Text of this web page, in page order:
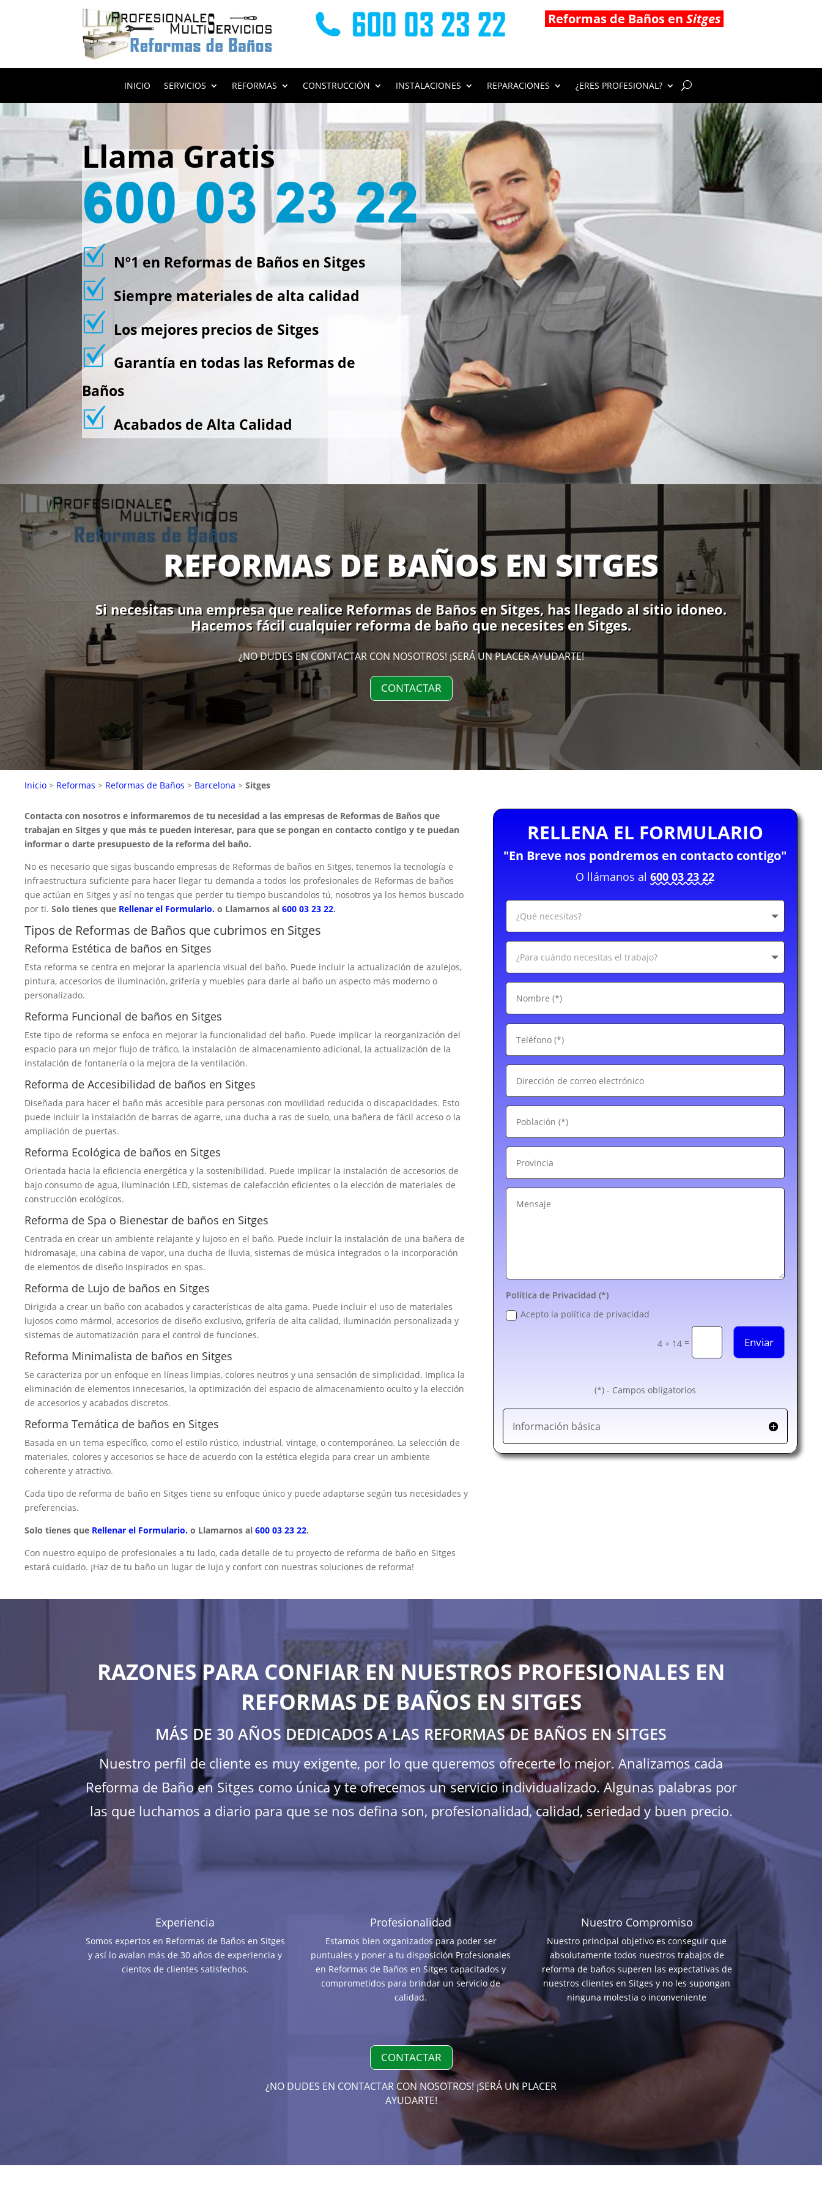
Reformas de Baños en Sitges
INICIO SERVICIOS REFORMAS CONSTRUCCIÓN INSTALACIONES REPARACIONES ¿ERES PROFESIONAL?
Llama Gratis
Nº1 en Reformas de Baños en Sitges
Siempre materiales de alta calidad
Los mejores precios de Sitges
Garantía en todas las Reformas de
Baños
Acabados de Alta Calidad
REFORMAS DE BAÑOS EN SITGES
Si necesitas una empresa que realice Reformas de Baños en Sitges, has llegado al sitio idoneo.
Hacemos fácil cualquier reforma de baño que necesites en Sitges.
¿NO DUDES EN CONTACTAR CON NOSOTROS! ¡SERÁ UN PLACER AYUDARTE!
CONTACTAR
Inicio > Reformas > Reformas de Baños > Barcelona > Sitges
Contacta con nosotros e informaremos de tu necesidad a las empresas de Reformas de Baños que
trabajan en Sitges y que más te pueden interesar, para que se pongan en contacto contigo y te puedan
informar o darte presupuesto de la reforma del baño.
No es necesario que sigas buscando empresas de Reformas de baños en Sitges, tenemos la tecnología e
infraestructura suficiente para hacer llegar tu demanda a todos los profesionales de Reformas de baños
que actúan en Sitges y así no tengas que perder tu tiempo buscandolos tú, nosotros ya los hemos buscado
por ti. Solo tienes que Rellenar el Formulario. o Llamarnos al 600 03 23 22.
Tipos de Reformas de Baños que cubrimos en Sitges
Reforma Estética de baños en Sitges
Esta reforma se centra en mejorar la apariencia visual del baño. Puede incluir la actualización de azulejos,
pintura, accesorios de iluminación, grifería y muebles para darle al baño un aspecto más moderno o
personalizado.
Reforma Funcional de baños en Sitges
Este tipo de reforma se enfoca en mejorar la funcionalidad del baño. Puede implicar la reorganización del
espacio para un mejor flujo de tráfico, la instalación de almacenamiento adicional, la actualización de la
instalación de fontanería o la mejora de la ventilación.
Reforma de Accesibilidad de baños en Sitges
Diseñada para hacer el baño más accesible para personas con movilidad reducida o discapacidades. Esto
puede incluir la instalación de barras de agarre, una ducha a ras de suelo, una bañera de fácil acceso o la
ampliación de puertas.
Reforma Ecológica de baños en Sitges
Orientada hacia la eficiencia energética y la sostenibilidad. Puede implicar la instalación de accesorios de
bajo consumo de agua, iluminación LED, sistemas de calefacción eficientes o la elección de materiales de
construcción ecológicos.
Reforma de Spa o Bienestar de baños en Sitges
Centrada en crear un ambiente relajante y lujoso en el baño. Puede incluir la instalación de una bañera de
hidromasaje, una cabina de vapor, una ducha de lluvia, sistemas de música integrados o la incorporación
de elementos de diseño inspirados en spas.
Reforma de Lujo de baños en Sitges
Dirigida a crear un baño con acabados y características de alta gama. Puede incluir el uso de materiales
lujosos como mármol, accesorios de diseño exclusivo, grifería de alta calidad, iluminación personalizada y
sistemas de automatización para el control de funciones.
Reforma Minimalista de baños en Sitges
Se caracteriza por un enfoque en líneas limpias, colores neutros y una sensación de simplicidad. Implica la
eliminación de elementos innecesarios, la optimización del espacio de almacenamiento oculto y la elección
de accesorios y acabados discretos.
Reforma Temática de baños en Sitges
Basada en un tema específico, como el estilo rústico, industrial, vintage, o contemporáneo. La selección de
materiales, colores y accesorios se hace de acuerdo con la estética elegida para crear un ambiente
coherente y atractivo.
Cada tipo de reforma de baño en Sitges tiene su enfoque único y puede adaptarse según tus necesidades y
preferencias.
Solo tienes que Rellenar el Formulario. o Llamarnos al 600 03 23 22.
Con nuestro equipo de profesionales a tu lado, cada detalle de tu proyecto de reforma de baño en Sitges
estará cuidado. ¡Haz de tu baño un lugar de lujo y confort con nuestras soluciones de reforma!
RELLENA EL FORMULARIO
"En Breve nos pondremos en contacto contigo"
O llámanos al600 03 23 22
Política de Privacidad (*)
Acepto la política de privacidad
4 + 14= Enviar
(*) - Campos obligatorios
Información básica
RAZONES PARA CONFIAR EN NUESTROS PROFESIONALES EN
REFORMAS DE BAÑOS EN SITGES
MÁS DE 30 AÑOS DEDICADOS A LAS REFORMAS DE BAÑOS EN SITGES
Nuestro perfil de cliente es muy exigente, por lo que queremos ofrecerte lo mejor. Analizamos cada
Reforma de Baño en Sitges como única y te ofrecemos un servicio individualizado. Algunas palabras por
las que luchamos a diario para que se nos defina son, profesionalidad, calidad, seriedad y buen precio.
Experiencia
Somos expertos en Reformas de Baños en Sitges
y así lo avalan más de 30 años de experiencia y
cientos de clientes satisfechos.
Profesionalidad
Estamos bien organizados para poder ser
puntuales y poner a tu disposición Profesionales
en Reformas de Baños en Sitges capacitados y
comprometidos para brindar un servicio de
calidad.
Nuestro Compromiso
Nuestro principal objetivo es conseguir que
absolutamente todos nuestros trabajos de
reforma de baños superen las expectativas de
nuestros clientes en Sitges y no les supongan
ninguna molestia o inconveniente
CONTACTAR
¿NO DUDES EN CONTACTAR CON NOSOTROS! ¡SERÁ UN PLACER
AYUDARTE!